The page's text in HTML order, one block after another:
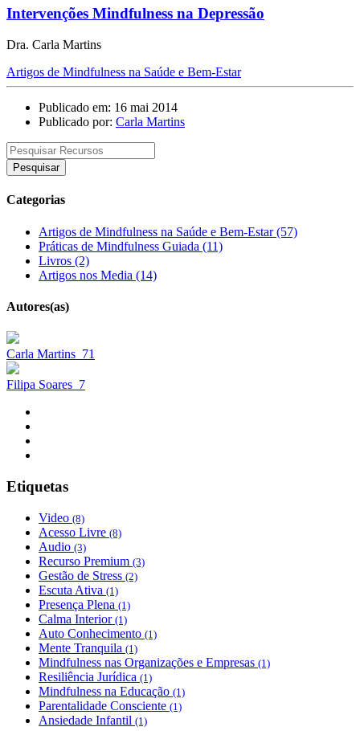
Intervenções Mindfulness na Depressão
Dra. Carla Martins
Artigos de Mindfulness na Saúde e Bem-Estar
Publicado em: 16 mai 2014
Publicado por: Carla Martins
Pesquisar
Categorias
Artigos de Mindfulness na Saúde e Bem-Estar (57)
Práticas de Mindfulness Guiada (11)
Livros (2)
Artigos nos Media (14)
Autores(as)
Carla Martins 71
Filipa Soares 7
Etiquetas
Video (8)
Acesso Livre (8)
Audio (3)
Recurso Premium (3)
Gestão de Stress (2)
Escuta Ativa (1)
Presença Plena (1)
Calma Interior (1)
Auto Conhecimento (1)
Mente Tranquila (1)
Mindfulness nas Organizações e Empresas (1)
Resiliência Jurídica (1)
Mindfulness na Educação (1)
Parentalidade Consciente (1)
Ansiedade Infantil (1)